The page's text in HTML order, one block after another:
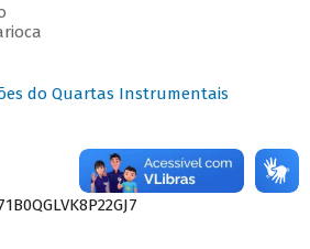
do Quartas Instrumentais